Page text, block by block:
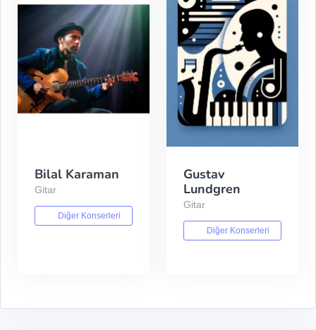
Bilal Karaman
Gitar
Diğer Konserleri
Gustav
Lundgren
Gitar
Diğer Konserleri